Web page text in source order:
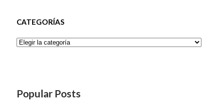
CATEGORÍAS
Categorías
Popular Posts